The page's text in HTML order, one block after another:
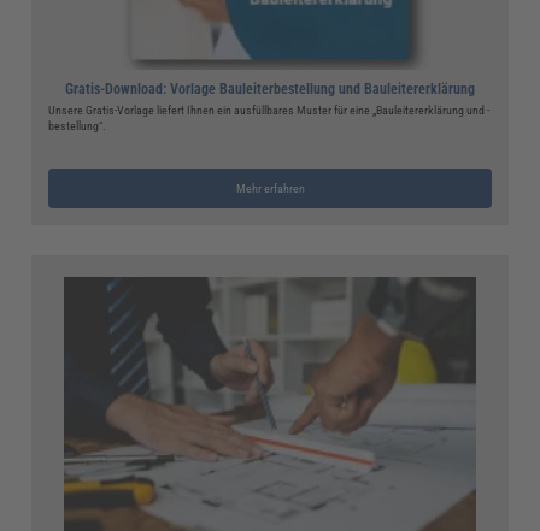
Gratis-Download: Vorlage Bauleiterbestellung und Bauleitererklärung
Unsere Gratis-Vorlage liefert Ihnen ein ausfüllbares Muster für eine „Bauleitererklärung und -
bestellung“.
Mehr erfahren